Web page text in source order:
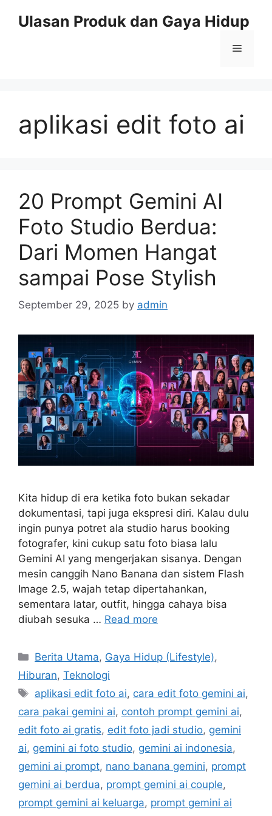
Ulasan Produk dan Gaya Hidup
Menu
aplikasi edit foto ai
20 Prompt Gemini AI
Foto Studio Berdua:
Dari Momen Hangat
sampai Pose Stylish
September 29, 2025 by admin
Kita hidup di era ketika foto bukan sekadar
dokumentasi, tapi juga ekspresi diri. Kalau dulu
ingin punya potret ala studio harus booking
fotografer, kini cukup satu foto biasa lalu
Gemini AI yang mengerjakan sisanya. Dengan
mesin canggih Nano Banana dan sistem Flash
Image 2.5, wajah tetap dipertahankan,
sementara latar, outfit, hingga cahaya bisa
diubah sesuka … Read more
C
a
e
g
o
r
i
s
Berita Utama, Gaya Hidup (Lifestyle),
Hiburan, Teknologi
T
a
s
aplikasi edit foto ai, cara edit foto gemini ai,
cara pakai gemini ai, contoh prompt gemini ai,
edit foto ai gratis, edit foto jadi studio, gemini
ai, gemini ai foto studio, gemini ai indonesia,
gemini ai prompt, nano banana gemini, prompt
gemini ai berdua, prompt gemini ai couple,
prompt gemini ai keluarga, prompt gemini ai